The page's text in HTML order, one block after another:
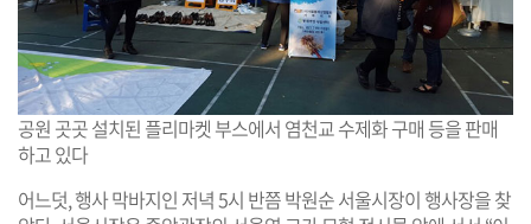
공원 곳곳 설치된 플리마켓 부스에서 염천교 수제화 구매 등을 판매
하고 있다
어느덧, 행사 막바지인 저녁 5시 반쯤 박원순 서울시장이 행사장을 찾